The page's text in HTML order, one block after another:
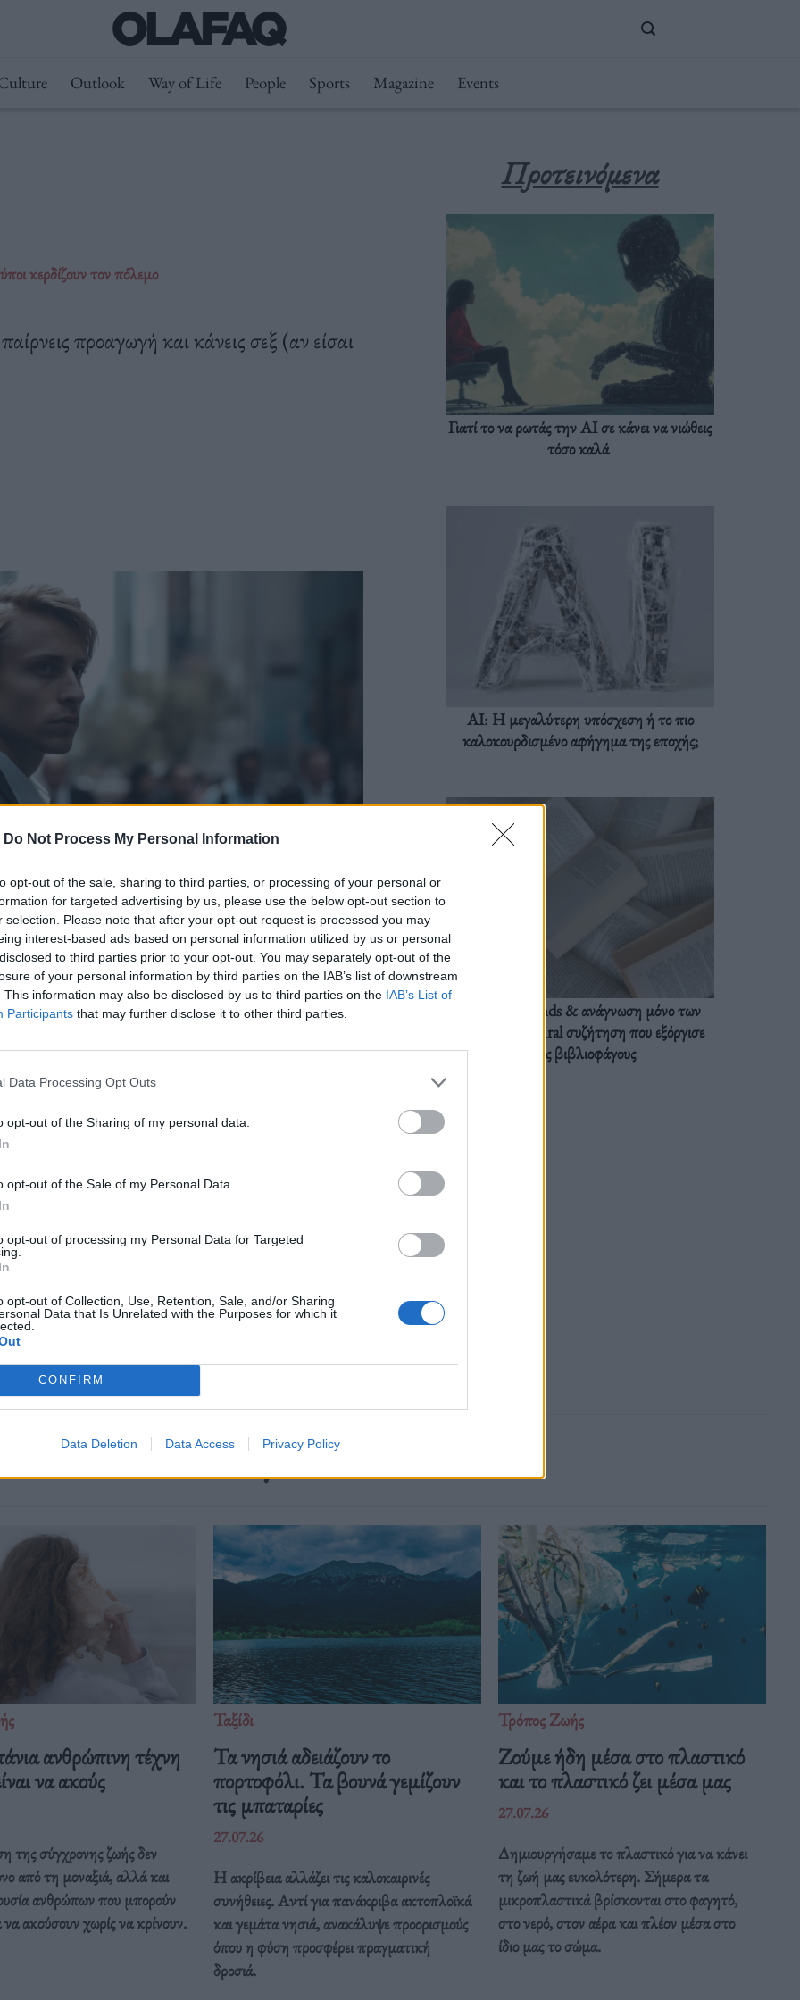
Do Not Process My Personal Information
opt-out of the sale, sharing to third parties, or processing of your personal or
for targeted advertising by us, please use the below opt-out section to
selection. Please note that after your opt-out request is processed you may
interest-based ads based on personal information utilized by us or personal
to third parties prior to your opt-out. You may separately opt-out of the
of your personal information by third parties on the IAB’s list of downstream
This information may also be disclosed by us to third parties on the IAB’s List of
Participants that may further disclose it to other third parties.
Data Processing Opt Outs
opt-out of the Sharing of my personal data.
opt-out of the Sale of my Personal Data.
opt-out of processing my Personal Data for Targeted
opt-out of Collection, Use, Retention, Sale, and/or Sharing
Data that Is Unrelated with the Purposes for which it
CONFIRM
Data Deletion Data Access Privacy Policy
Outlook Way of Life People Sports Magazine Events
κερδίζουν τον πόλεμο
προαγωγή και κάνεις σεξ (αν είσαι
προαγωγή και κάνεις σεξ (αν
Προτεινόμενα
Γιατί το να ρωτάς την AI σε κάνει να νιώθεις
τόσο καλά
AI: Η μεγαλύτερη υπόσχεση ή το πιο
καλοκουρδισμένο αφήγημα της εποχής;
BookTok trends & ανάγνωση μόνο των
διαλόγων: Η viral συζήτηση που εξόργισε
τους βιβλιοφάγους
Δείτε επίσης
ανθρώπινη τέχνη
να ακούς
της σύγχρονης ζωής δεν
από τη μοναξιά, αλλά και
ανθρώπων που μπορούν
ακούσουν χωρίς να κρίνουν.
Ταξίδι
Τα νησιά αδειάζουν το
πορτοφόλι. Τα βουνά γεμίζουν
τις μπαταρίες
27.07.26
Η ακρίβεια αλλάζει τις καλοκαιρινές
συνήθειες. Αντί για πανάκριβα ακτοπλοϊκά
και γεμάτα νησιά, ανακάλυψε προορισμούς
όπου η φύση προσφέρει πραγματική
δροσιά.
Τρόπος Ζωής
Ζούμε ήδη μέσα στο πλαστικό
και το πλαστικό ζει μέσα μας
27.07.26
Δημιουργήσαμε το πλαστικό για να κάνει
τη ζωή μας ευκολότερη. Σήμερα τα
μικροπλαστικά βρίσκονται στο φαγητό,
στο νερό, στον αέρα και πλέον μέσα στο
ίδιο μας το σώμα.